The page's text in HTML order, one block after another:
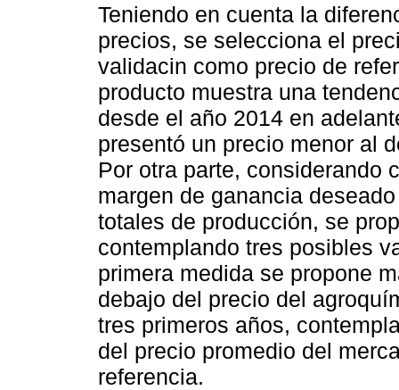
Teniendo en cuenta la
precios, se selecciona el
validacin como precio de
producto muestra una
desde el año 2014 en
presentó un precio menor al
Por otra parte, considerando
margen de ganancia
totales de producción, se
contemplando tres posibles
primera medida se propone
debajo del precio del
tres primeros años,
del precio promedio del
referencia.